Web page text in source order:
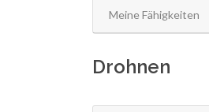
Meine Fähigkeiten
Drohnen